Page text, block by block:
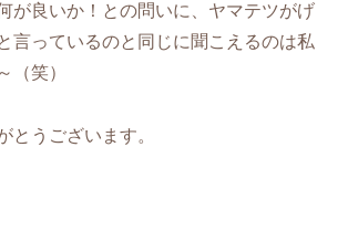
が良いか！との問いに、ヤマテツがげ
言っているのと同じに聞こえるのは私
（笑）
とうございます。